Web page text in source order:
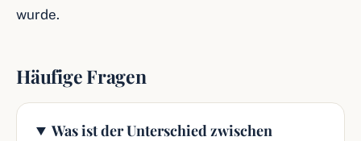
wurde.
Häufige Fragen
Was ist der Unterschied zwischen